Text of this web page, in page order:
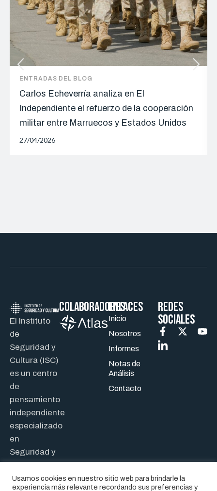
ENTRADAS DEL BLOG
Carlos Echeverría analiza en El
Independiente el refuerzo de la cooperación
militar entre Marruecos y Estados Unidos
27/04/2026
El Instituto
de
Seguridad y
Cultura (ISC)
es un centro
de
pensamiento
independiente
especializado
en
Seguridad y
Defensa.
ColaboradoresENLACES
Inicio
Nosotros
Informes
Notas de
Análisis
Contacto
REDES
SOCIALES
Usamos cookies en nuestro sitio web para brindarle la
experiencia más relevante recordando sus preferencias y